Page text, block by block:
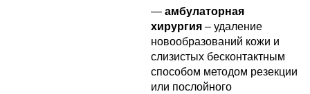
— амбулаторная
хирургия – удаление
новообразований кожи и
слизистых бесконтактным
способом методом резекции
или послойного